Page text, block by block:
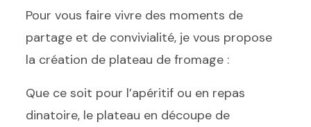
Pour vous faire vivre des moments de
partage et de convivialité, je vous propose
la création de plateau de fromage :
Que ce soit pour l’apéritif ou en repas
dinatoire, le plateau en découpe de